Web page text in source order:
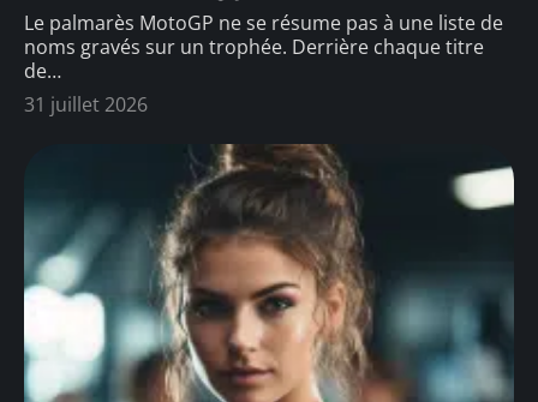
Le palmarès MotoGP ne se résume pas à une liste de
noms gravés sur un trophée. Derrière chaque titre
de…
31 juillet 2026